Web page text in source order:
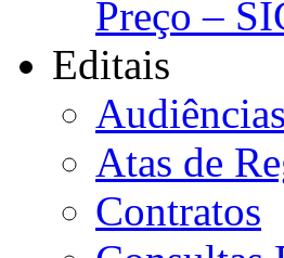
Preço –
Editais
Atas de
Contratos